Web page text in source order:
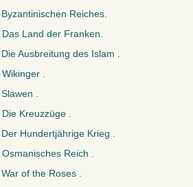
Reiches.
Land der Franken.
Ausbreitung des Islam .
.
.
Kreuzzüge .
Hundertjährige Krieg .
Reich .
of the Roses .